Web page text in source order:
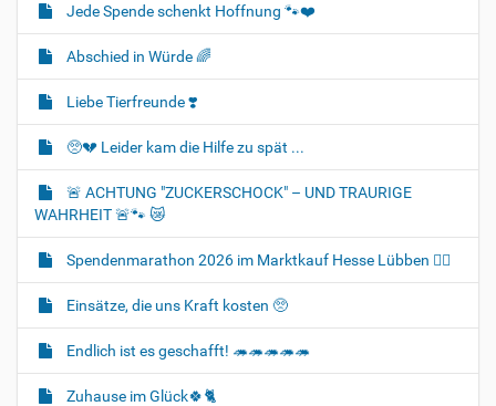
Jede Spende schenkt Hoffnung 🐾❤️
Abschied in Würde 🌈
Liebe Tierfreunde ❣️
🥺💔 Leider kam die Hilfe zu spät ...
🚨 ACHTUNG "ZUCKERSCHOCK" – UND TRAURIGE
WAHRHEIT 🚨🐾 😿
Spendenmarathon 2026 im Marktkauf Hesse Lübben 👍🏻
Einsätze, die uns Kraft kosten 🥺
Endlich ist es geschafft! 🦔🦔🦔🦔🦔
Zuhause im Glück🍀🐈‍